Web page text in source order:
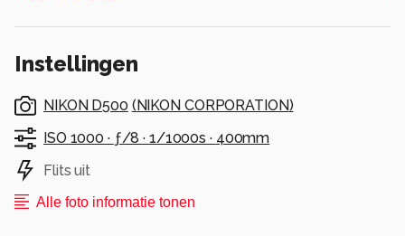
Instellingen
NIKON D500 (NIKON CORPORATION)
ISO 1000 · ƒ/8 · 1/1000s · 400mm
Flits uit
Alle foto informatie tonen